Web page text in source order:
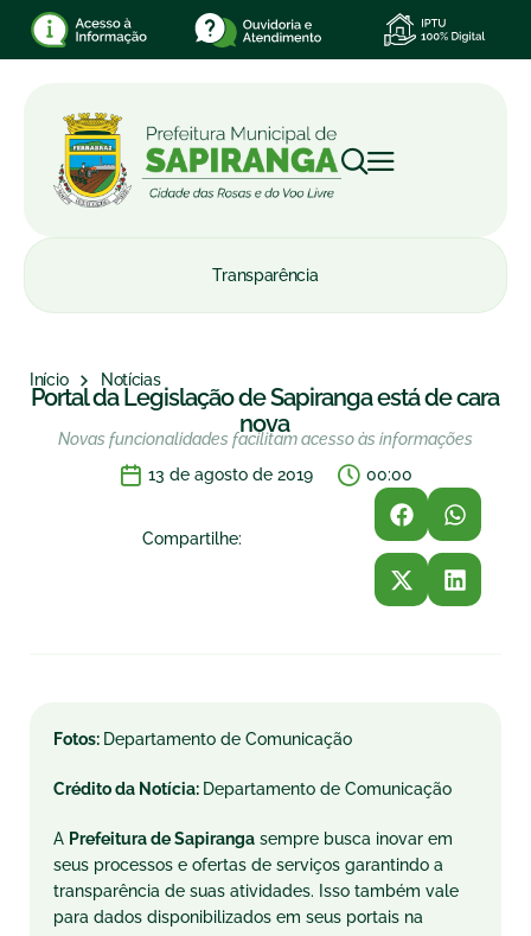
Transparência
Início Notícias
Portal da Legislação de Sapiranga está de cara
nova
Novas funcionalidades facilitam acesso às informações
13 de agosto de 2019
00:00
Compartilhe:
Fotos: Departamento de Comunicação
Crédito da Notícia: Departamento de Comunicação
A Prefeitura de Sapiranga sempre busca inovar em
seus processos e ofertas de serviços garantindo a
transparência de suas atividades. Isso também vale
para dados disponibilizados em seus portais na